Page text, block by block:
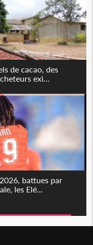
de cacao, des
exi...
battues par
les Elé...